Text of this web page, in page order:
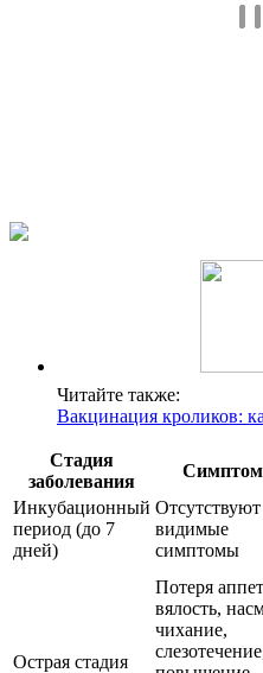
Читайте также:
Вакцинация кроликов:
Стадия
заболевания
Инкубационный
период (до 7
дней)
Отсутствуют
видимые
симптомы
Острая стадия
Потеря
вялость,
чихание,